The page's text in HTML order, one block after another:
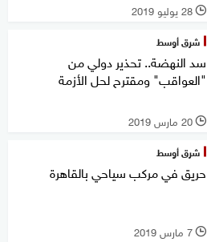
l 28 يوليو 2019
شرق أوسط
سد النهضة.. تحذير دولي من
"العواقب" ومقترح لحل الأزمة
l 20 مارس 2019
شرق أوسط
حريق في مركب سياحي بالقاهرة
l 7 مارس 2019